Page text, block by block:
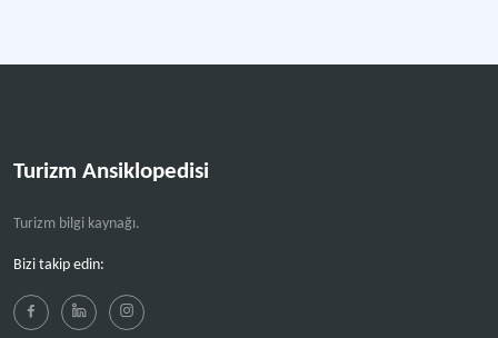
Turizm Ansiklopedisi
Turizm bilgi kaynağı.
Bizi takip edin: